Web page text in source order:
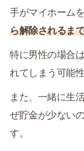
手がマイホーム
ら解除されるま
特に男性の場合
れてしまう可能
また、一緒に生
ぜ貯金が少ない
す。